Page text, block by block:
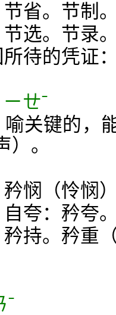
省。节制
选。节录
待的凭证
ㄝˉ
关键的，
）。
悯（怜悯
夸：矜夸
持。矜重
ˉ